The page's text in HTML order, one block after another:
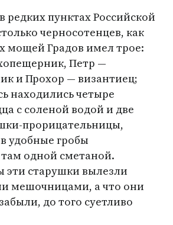
редких пунктах Российской
черносотенцев, как
мощей Градов имел трое:
Петр —
и Прохор — византиец;
находились четыре
с соленой водой и две
прорицательницы,
удобные гробы
одной сметаной.
эти старушки вылезли
мешочницами, а что они
до того суетливо